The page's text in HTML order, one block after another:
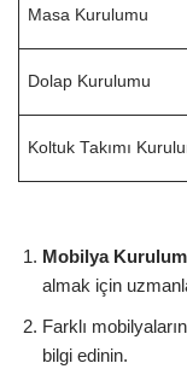
Masa Kurulumu
Dolap Kurulumu
Koltuk Takımı
Mobilya
almak için
Farklı
bilgi edinin.